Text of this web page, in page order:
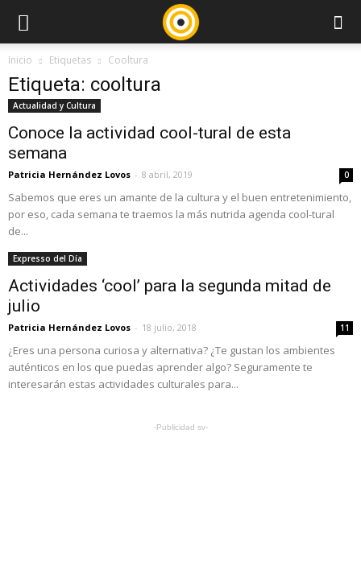
Inicio Etiquetas Cooltura
Etiqueta: cooltura
Actualidad y Cultura
Conoce la actividad cool-tural de esta
semana
Patricia Hernández Lovos - 8 abril, 2019 0
Sabemos que eres un amante de la cultura y el buen entretenimiento,
por eso, cada semana te traemos la más nutrida agenda cool-tural
de...
Expresso del Día
Actividades ‘cool’ para la segunda mitad de
julio
Patricia Hernández Lovos - 18 julio, 2018 11
¿Eres una persona curiosa y alternativa? ¿Te gustan los ambientes
auténticos en los que puedas aprender algo? Seguramente te
interesarán estas actividades culturales para...
-Publicidad sv-